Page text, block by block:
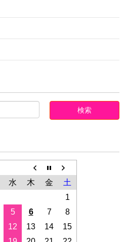
水 木 金
土
1
5 6 7
8
12 13 14
15